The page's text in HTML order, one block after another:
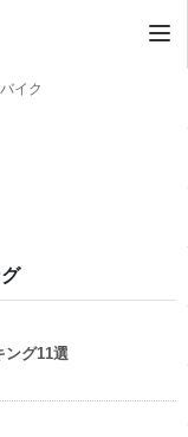
バイク
ング11選